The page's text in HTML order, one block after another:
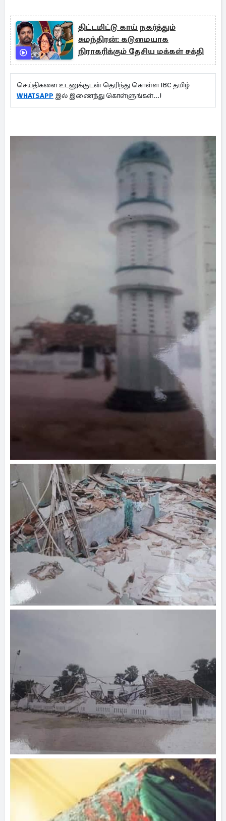
திட்டமிட்டு காய் நகர்த்தும்
சுமந்திரன்: கடுமையாக
நிராகரிக்கும் தேசிய மக்கள் சக்தி
செய்திகளை உடனுக்குடன் தெரிந்து கொள்ள IBC தமிழ்
WHATSAPP இல் இணைந்து கொள்ளுங்கள்...!